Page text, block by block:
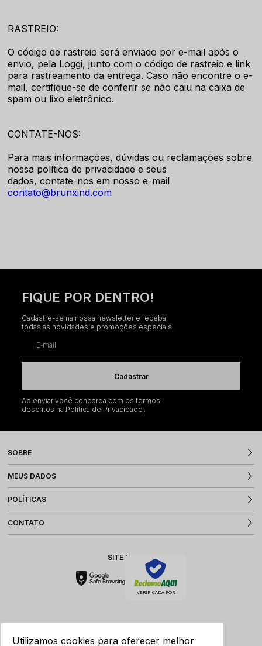
Utilizamos cookies para oferecer melhor
RASTREIO:
O código de rastreio será enviado por e-mail após o
envio, pela Loggi, junto com o código de rastreio e link
para rastreamento da entrega. Caso não encontre o e-
mail, certifique-se de conferir se não caiu na caixa de
spam ou lixo eletrônico.
CONTATE-NOS:
Para mais informações, dúvidas ou reclamações sobre
nossa política de privacidade e seus
dados, contate-nos em nosso e-mail
contato@brunxind.com
FIQUE POR DENTRO!
Cadastre-se na nossa newsletter e receba
todas as novidades e promoções especiais!
E-mail
Cadastrar
Ao enviar você concorda com os termos
descritos na Política de Privacidade
SOBRE
MEUS DADOS
POLÍTICAS
CONTATO
SITE SEGURO
VERIFICADA POR